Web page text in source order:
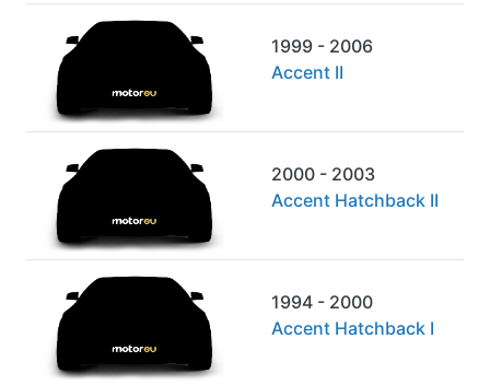
1999 - 2006
Accent II
2000 - 2003
Accent Hatchback II
1994 - 2000
Accent Hatchback I